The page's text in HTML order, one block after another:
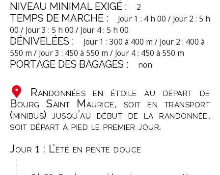
NIVEAU MINIMAL EXIGÉ : 2
TEMPS DE MARCHE :
Jour 1 : 4 h 00 / Jour 2 : 5 h
00 / Jour 3 : 5 h 00 / Jour 4 : 5 h 00
DÉNIVELÉES :
Jour 1 : 300 à 400 m / Jour 2 : 400 à
550 m / Jour 3 : 450 à 550 m / Jour 4 : 450 à 550 m
PORTAGE DES BAGAGES : non
Randonnées en étoile au départ de
Bourg Saint Maurice, soit en transport
(minibus) jusqu’au début de la randonnée,
soit départ à pied le premier jour.
Jour 1 : L’été en pente douce